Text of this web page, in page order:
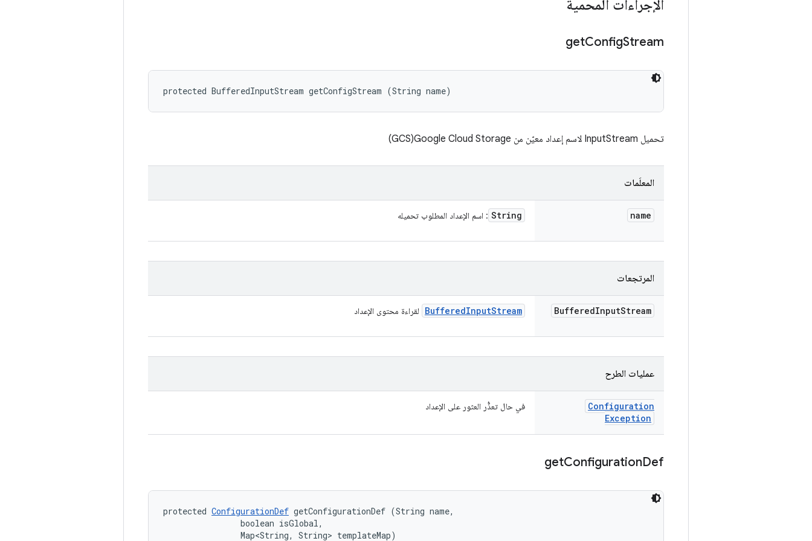
الإجراءات المحمية
getConfigStream
protected BufferedInputStream getConfigStream (String name)
تحميل InputStream لاسم إعداد معيّن من Google Cloud Storage‏(GCS)
المعلَمات
name
String : اسم الإعداد المطلوب تحميله
المرتجعات
BufferedInputStream
BufferedInputStream لقراءة محتوى الإعداد
عمليات الطرح
Configuration
Exception
في حال تعذُّر العثور على الإعداد
getConfigurationDef
protected ConfigurationDef getConfigurationDef (String name,
                boolean isGlobal,
                Map<String, String> templateMap)